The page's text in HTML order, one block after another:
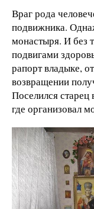
Враг рода
подвижника.
монастыря. И без
подвигами
рапорт владыке,
возвращении
Поселился
где организовал